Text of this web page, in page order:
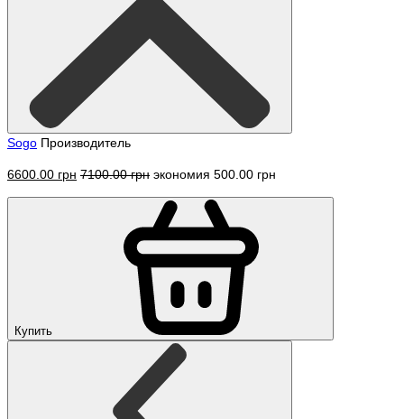
Sogo Производитель
6600.00 грн 7100.00 грн экономия 500.00 грн
Купить